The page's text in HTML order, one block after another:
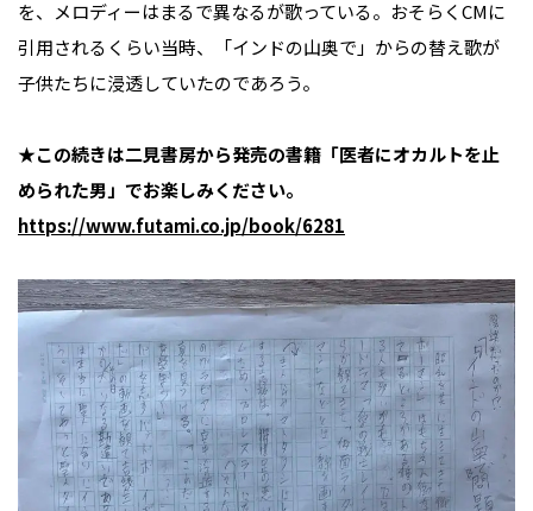
を、メロディーはまるで異なるが歌っている。おそらくCMに
引用されるくらい当時、「インドの山奥で」からの替え歌が
子供たちに浸透していたのであろう。
★この続きは二見書房から発売の書籍「医者にオカルトを止
められた男」でお楽しみください。
https://www.futami.co.jp/book/6281